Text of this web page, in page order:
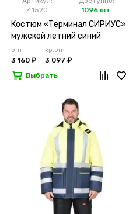
41520
1096 шт.
Костюм «Терминал СИРИУС»
мужской летний синий
опт
3 160 ₽
кр.опт
3 097 ₽
Выбрать